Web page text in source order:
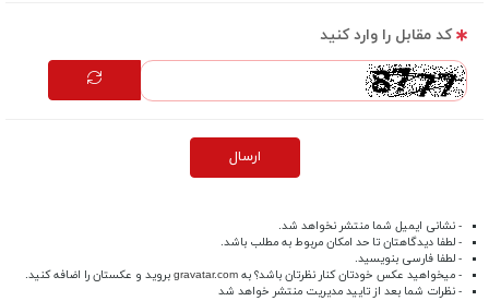
کد مقابل را وارد کنید
ارسال
- نشانی ایمیل شما منتشر نخواهد شد.
- لطفا دیدگاهتان تا حد امکان مربوط به مطلب باشد.
- لطفا فارسی بنویسید.
- میخواهید عکس خودتان کنار نظرتان باشد؟ به gravatar.com بروید و عکستان را اضافه کنید.
- نظرات شما بعد از تایید مدیریت منتشر خواهد شد